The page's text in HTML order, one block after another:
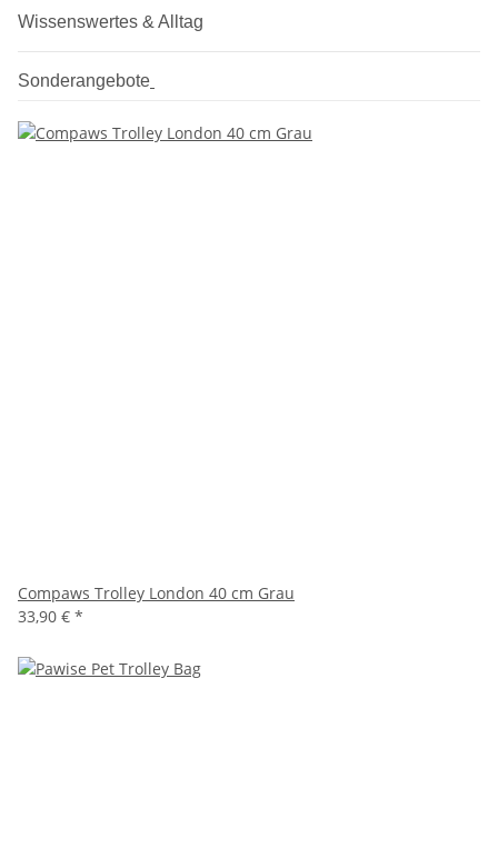
Wissenswertes & Alltag
Sonderangebote
Compaws Trolley London 40 cm Grau
33,90 € *